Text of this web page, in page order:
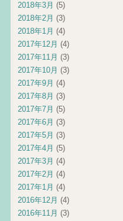
2018年3月 (5)
2018年2月 (3)
2018年1月 (4)
2017年12月 (4)
2017年11月 (3)
2017年10月 (3)
2017年9月 (4)
2017年8月 (3)
2017年7月 (5)
2017年6月 (3)
2017年5月 (3)
2017年4月 (5)
2017年3月 (4)
2017年2月 (4)
2017年1月 (4)
2016年12月 (4)
2016年11月 (3)